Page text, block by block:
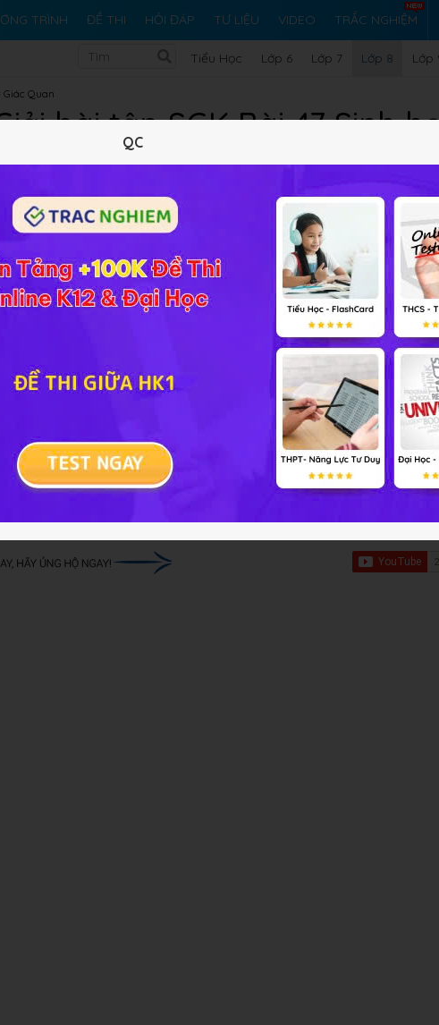
TRÌNH ĐỀ THI HỎI ĐÁP TƯ LIỆU VIDEO TRẮC NGHIỆM
Tiểu Học Lớp 6 Lớp 7 Lớp 8 Lớp
Quan
bài tập SGK Bài 47 Sinh
8
8
người, chứng tỏ sự tiến hóa của người so với động vật khác lớp
Giải bài tập Sinh học 8 Bài 47
QC